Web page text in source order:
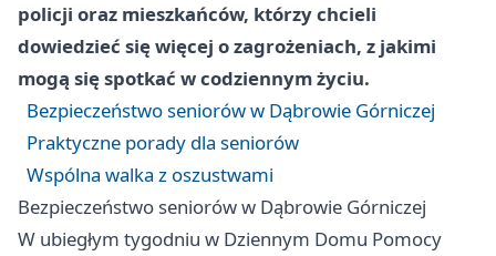
policji oraz mieszkańców, którzy chcieli
dowiedzieć się więcej o zagrożeniach, z jakimi
mogą się spotkać w codziennym życiu.
Bezpieczeństwo seniorów w Dąbrowie Górniczej
Praktyczne porady dla seniorów
Wspólna walka z oszustwami
Bezpieczeństwo seniorów w Dąbrowie Górniczej
W ubiegłym tygodniu w Dziennym Domu Pomocy